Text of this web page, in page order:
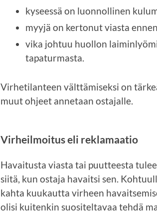
kyseessä on luonnollinen
myyjä on kertonut viasta
vika johtuu huollon
tapaturmasta.
Virhetilanteen välttämiseksi on
muut ohjeet annetaan ostajalle.
Virheilmoitus eli reklamaatio
Havaitusta viasta tai puutteesta
siitä, kun ostaja havaitsi sen.
kahta kuukautta virheen
olisi kuitenkin suositeltavaa tehdä